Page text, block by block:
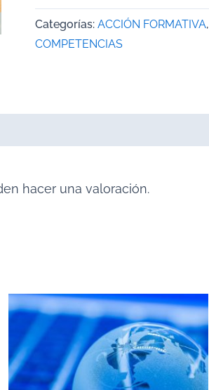
Categorías: ACCIÓN FORMATIVA,
COMPETENCIAS
hacer una valoración.